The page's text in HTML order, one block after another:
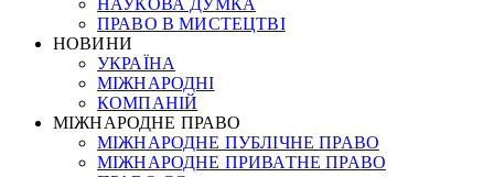
НАУКОВА ДУМКА
ПРАВО В МИСТЕЦТВІ
НОВИНИ
УКРАЇНА
МІЖНАРОДНІ
КОМПАНІЙ
МІЖНАРОДНЕ ПРАВО
МІЖНАРОДНЕ ПУБЛІЧНЕ ПРАВО
МІЖНАРОДНЕ ПРИВАТНЕ ПРАВО